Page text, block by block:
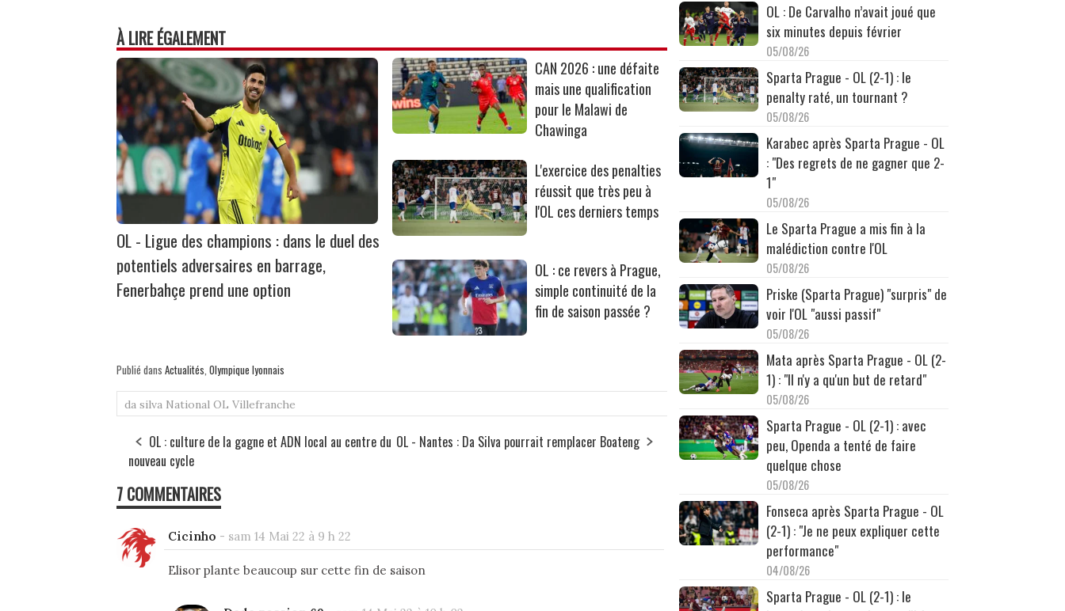
À LIRE ÉGALEMENT
OL - Ligue des champions : dans le duel des
potentiels adversaires en barrage,
Fenerbahçe prend une option
CAN 2026 : une défaite
mais une qualification
pour le Malawi de
Chawinga
L'exercice des penalties
réussit que très peu à
l'OL ces derniers temps
OL : ce revers à Prague,
simple continuité de la
fin de saison passée ?
Publié dans Actualités Olympique lyonnais
da silva National OL Villefranche
OL : culture de la gagne et ADN local au centre du
nouveau cycle
OL - Nantes : Da Silva pourrait remplacer Boateng
7 COMMENTAIRES
Cicinho - sam 14 Mai 22 à 9 h 22
Elisor plante beaucoup sur cette fin de saison
OL : De Carvalho n’avait joué que
six minutes depuis février
05/08/26
Sparta Prague - OL (2-1) : le
penalty raté, un tournant ?
05/08/26
Karabec après Sparta Prague - OL
: "Des regrets de ne gagner que 2-
1"
05/08/26
Le Sparta Prague a mis fin à la
malédiction contre l'OL
05/08/26
Priske (Sparta Prague) "surpris" de
voir l'OL "aussi passif"
05/08/26
Mata après Sparta Prague - OL (2-
1) : "Il n'y a qu'un but de retard"
05/08/26
Sparta Prague - OL (2-1) : avec
peu, Openda a tenté de faire
quelque chose
05/08/26
Fonseca après Sparta Prague - OL
(2-1) : "Je ne peux expliquer cette
performance"
04/08/26
Sparta Prague - OL (2-1) : le